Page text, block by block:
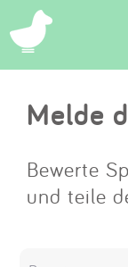
Melde
Bewerte
und teile